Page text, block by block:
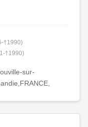
†1990)
†1990)
sur-